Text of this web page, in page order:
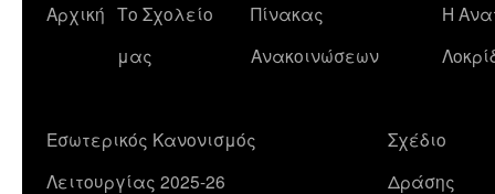
Μετάβαση
Αρχική Το Σχολείο
μας
Πίνακας
Ανακοινώσεων
Η
Εσωτερικός Κανονισμός
Λειτουργίας 2025-26
Σχέδιο
Δράσης